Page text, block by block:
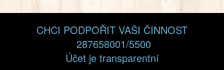
CHCI PODPOŘIT VAŠI ČINNOST
287658001/5500
Účet je transparentní